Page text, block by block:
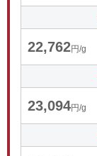
22,762円/g
23,094円/g